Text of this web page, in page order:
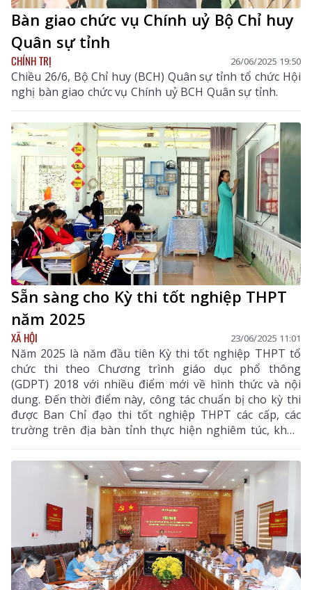
Bàn giao chức vụ Chính uỷ Bộ Chỉ huy
Quân sự tỉnh
CHÍNH TRỊ 26/06/2025 19:50
Chiều 26/6, Bộ Chỉ huy (BCH) Quân sự tỉnh tổ chức Hội
nghị bàn giao chức vụ Chính uỷ BCH Quân sự tỉnh.
Sẵn sàng cho Kỳ thi tốt nghiệp THPT
năm 2025
XÃ HỘI 23/06/2025 11:01
Năm 2025 là năm đầu tiên Kỳ thi tốt nghiệp THPT tổ
chức thi theo Chương trình giáo dục phổ thông
(GDPT) 2018 với nhiều điểm mới về hình thức và nội
dung. Đến thời điểm này, công tác chuẩn bị cho kỳ thi
được Ban Chỉ đạo thi tốt nghiệp THPT các cấp, các
trường trên địa bàn tỉnh thực hiện nghiêm túc, khẩn
trương. Sẵn sàng bước vào kỳ thi với tâm thế vững
vàng, đảm bảo an toàn, nghiêm túc.